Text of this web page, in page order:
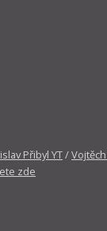
Přibyl YT/
zde